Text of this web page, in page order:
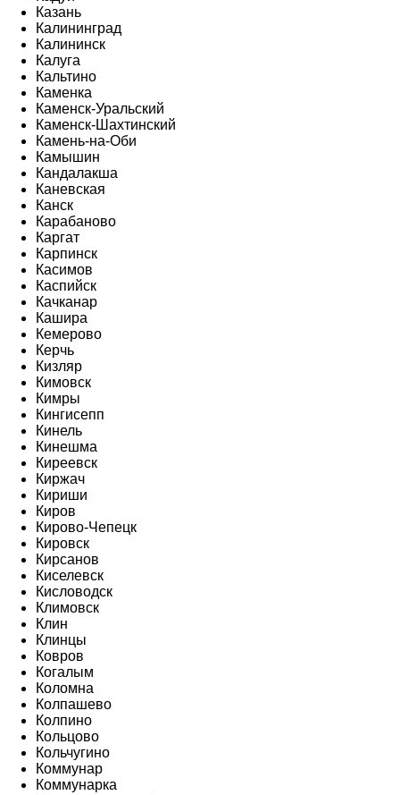
Казань
Калининград
Калининск
Калуга
Кальтино
Каменка
Каменск-Уральский
Каменск-Шахтинский
Камень-на-Оби
Камышин
Кандалакша
Каневская
Канск
Карабаново
Каргат
Карпинск
Касимов
Каспийск
Качканар
Кашира
Кемерово
Керчь
Кизляр
Кимовск
Кимры
Кингисепп
Кинель
Кинешма
Киреевск
Киржач
Кириши
Киров
Кирово-Чепецк
Кировск
Кирсанов
Киселевск
Кисловодск
Климовск
Клин
Клинцы
Ковров
Когалым
Коломна
Колпашево
Колпино
Кольцово
Кольчугино
Коммунар
Коммунарка